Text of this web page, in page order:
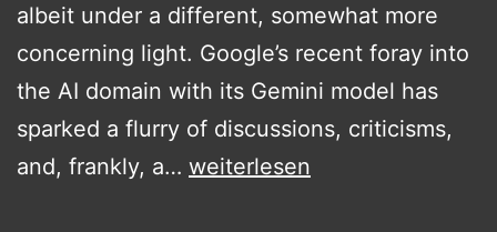
albeit under a different, somewhat more
concerning light. Google’s recent foray into
the AI domain with its Gemini model has
sparked a flurry of discussions, criticisms,
and, frankly, a… Gemini
weiterlesen